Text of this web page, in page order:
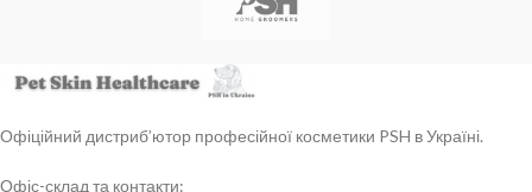
Офіційний дистриб’ютор професійної косметики PSH в Україні.
Офіс-склад та контакти: